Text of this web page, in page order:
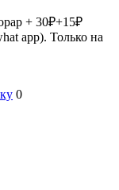
+ 30₽+15₽
app). Только на
0